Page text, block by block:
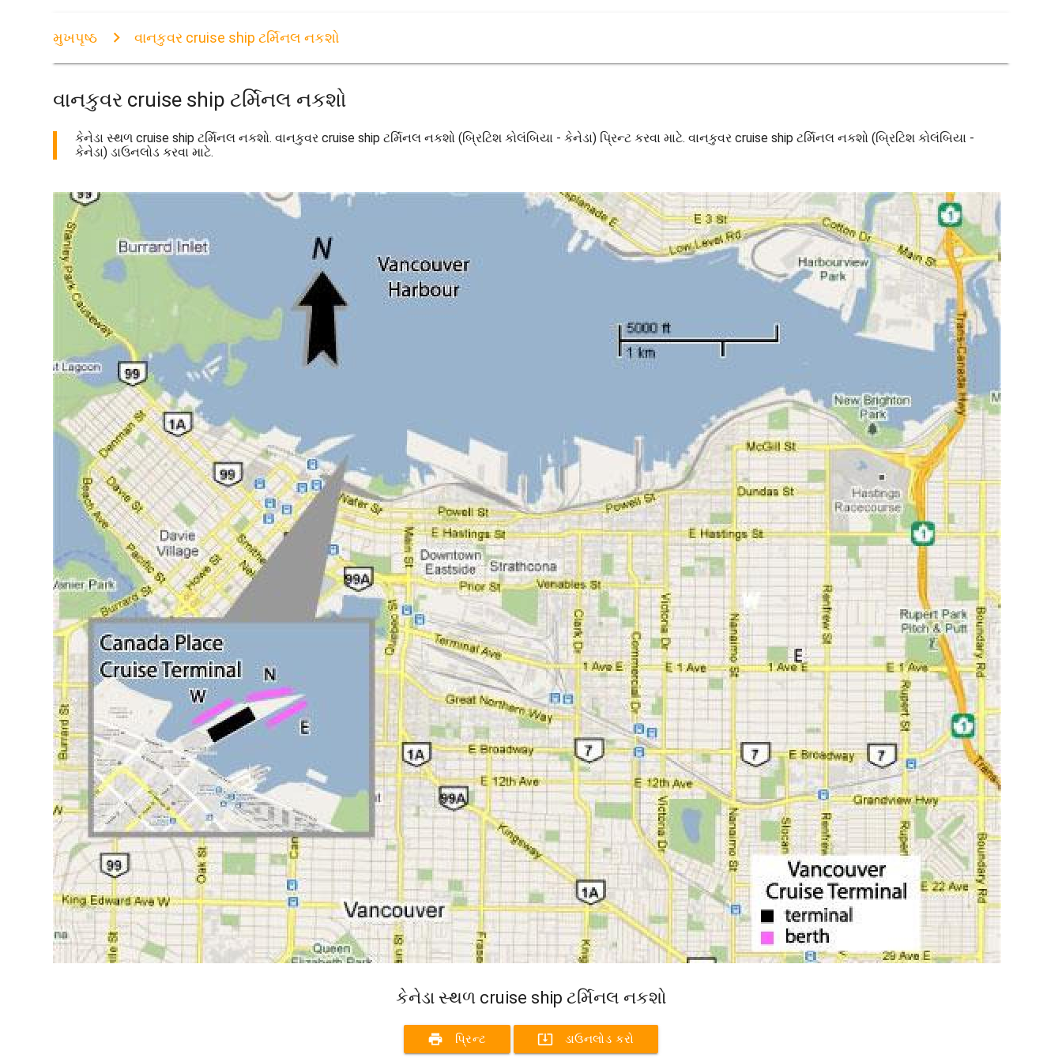
મુખપૃષ્ઠ વાનકુવર cruise ship ટર્મિનલ નકશો
વાનકુવર cruise ship ટર્મિનલ નકશો
કેનેડા સ્થળ cruise ship ટર્મિનલ નકશો. વાનકુવર cruise ship ટર્મિનલ નકશો (બ્રિટિશ કોલંબિયા - કેનેડા) પ્રિન્ટ કરવા માટે. વાનકુવર cruise ship ટર્મિનલ નકશો (બ્રિટિશ કોલંબિયા -
કેનેડા) ડાઉનલોડ કરવા માટે.
કેનેડા સ્થળ cruise ship ટર્મિનલ નકશો
print પ્રિન્ટ system_update_alt ડાઉનલોડ કરો